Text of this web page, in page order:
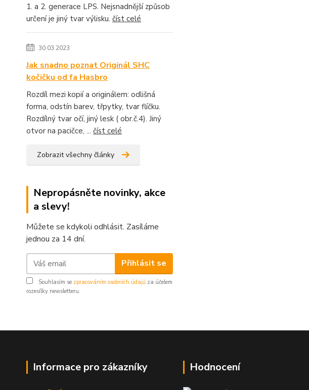
1. a 2. generace LPS. Nejsnadnější způsob
určení je jiný tvar výlisku. číst celé
30.03.2023
Jak snadno poznat Originál SHC
kočičku od fa Hasbro
Rozdíl mezi kopií a originálem: odlišná
forma, odstín barev, třpytky, tvar flíčku.
Rozdílný tvar očí, jiný lesk ( obr.č.4). Jiný
otvor na pacičce, ... číst celé
Zobrazit všechny články
Nepropásněte novinky, akce
a slevy!
Můžete se kdykoli odhlásit. Zasíláme
jednou za 14 dní.
Přihlásit se
Souhlasím se zpracováním osobních údajů za účelem
rozesílky newsletteru.
Informace pro zákazníky Hodnocení